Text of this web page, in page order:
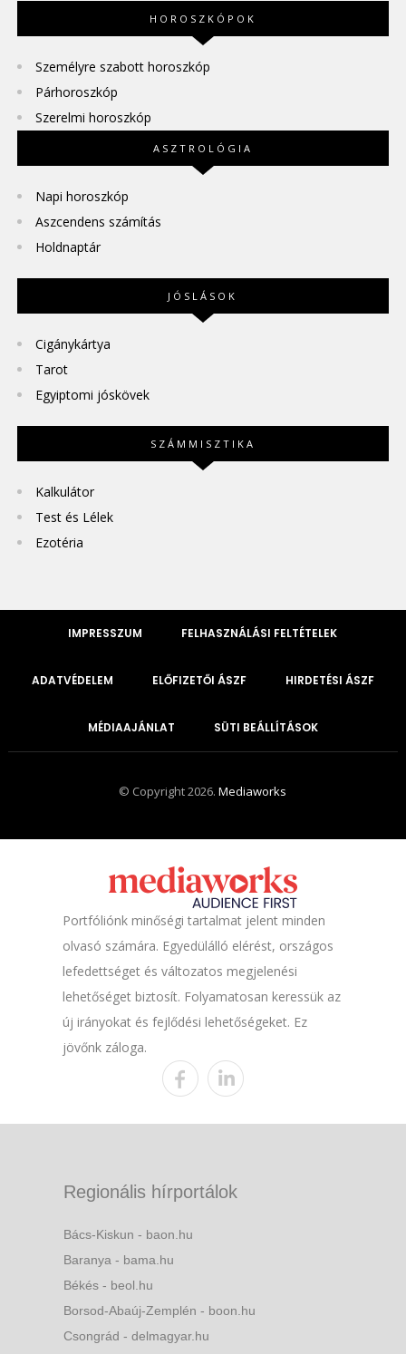
HOROSZKÓPOK
Személyre szabott horoszkóp
Párhoroszkóp
Szerelmi horoszkóp
ASZTROLÓGIA
Napi horoszkóp
Aszcendens számítás
Holdnaptár
JÓSLÁSOK
Cigánykártya
Tarot
Egyiptomi jóskövek
SZÁMMISZTIKA
Kalkulátor
Test és Lélek
Ezotéria
IMPRESSZUM FELHASZNÁLÁSI FELTÉTELEK
ADATVÉDELEM ELŐFIZETŐI ÁSZF HIRDETÉSI ÁSZF
MÉDIAAJÁNLAT SÜTI BEÁLLÍTÁSOK
© Copyright 2026.Mediaworks
Portfóliónk minőségi tartalmat jelent minden
olvasó számára. Egyedülálló elérést, országos
lefedettséget és változatos megjelenési
lehetőséget biztosít. Folyamatosan keressük az
új irányokat és fejlődési lehetőségeket. Ez
jövőnk záloga.
Regionális hírportálok
Bács-Kiskun - baon.hu
Baranya - bama.hu
Békés - beol.hu
Borsod-Abaúj-Zemplén - boon.hu
Csongrád - delmagyar.hu